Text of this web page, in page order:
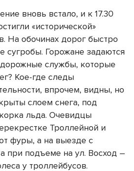
вновь встало, и к 17.30
«исторической»
На обочинах дорог быстро
сугробы. Горожане задаются
службы, которые
Кое-где следы
впрочем, видны, но
слоем снега, под
льда. Очевидцы
Троллейной и
фуры, а на выезде с
при подъеме на ул. Восход –
у троллейбусов.